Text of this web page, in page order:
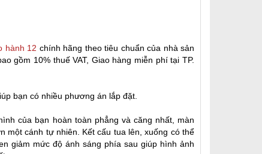
hành 12 chính hãng theo tiêu chuẩn của nhà sản
gồm 10% thuế VAT, Giao hàng miễn phí tại TP.
bạn có nhiều phương án lắp đặt.
của bạn hoàn toàn phẳng và căng nhất, màn
một cánh tự nhiên. Kết cấu tua lên, xuống có thể
giảm mức độ ánh sáng phía sau giúp hình ảnh